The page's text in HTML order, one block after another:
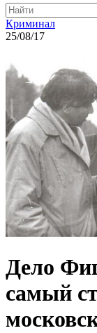
Криминал
25/08/17
Дело
самый